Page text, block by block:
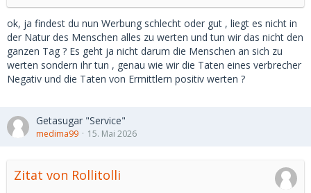
ok, ja findest du nun Werbung schlecht oder gut , liegt es nicht in
der Natur des Menschen alles zu werten und tun wir das nicht den
ganzen Tag ? Es geht ja nicht darum die Menschen an sich zu
werten sondern ihr tun , genau wie wir die Taten eines verbrecher
Negativ und die Taten von Ermittlern positiv werten ?
Getasugar "Service"
medima99 15. Mai 2026
Zitat von Rollitolli